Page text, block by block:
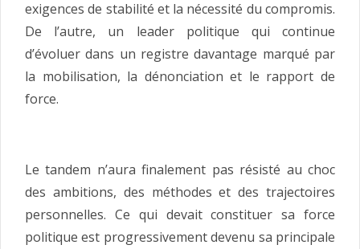
exigences de stabilité et la nécessité du compromis.
De l’autre, un leader politique qui continue
d’évoluer dans un registre davantage marqué par
la mobilisation, la dénonciation et le rapport de
force.
Le tandem n’aura finalement pas résisté au choc
des ambitions, des méthodes et des trajectoires
personnelles. Ce qui devait constituer sa force
politique est progressivement devenu sa principale